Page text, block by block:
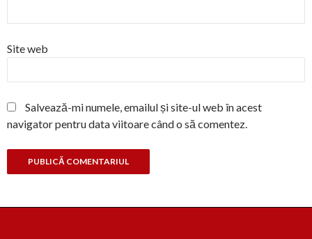
Site web
Salvează-mi numele, emailul și site-ul web în acest
navigator pentru data viitoare când o să comentez.